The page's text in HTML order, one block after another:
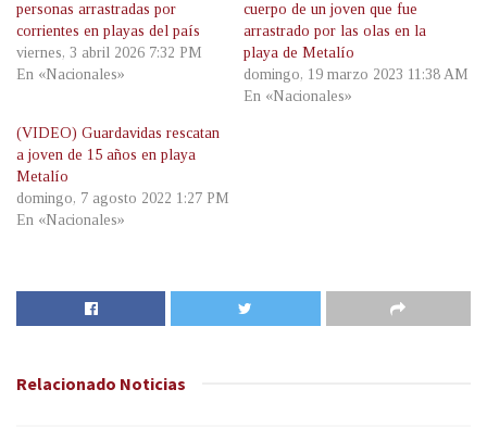
personas arrastradas por
corrientes en playas del país
viernes, 3 abril 2026 7:32 PM
En «Nacionales»
cuerpo de un joven que fue
arrastrado por las olas en la
playa de Metalío
domingo, 19 marzo 2023 11:38 AM
En «Nacionales»
(VIDEO) Guardavidas rescatan
a joven de 15 años en playa
Metalío
domingo, 7 agosto 2022 1:27 PM
En «Nacionales»
Relacionado Noticias